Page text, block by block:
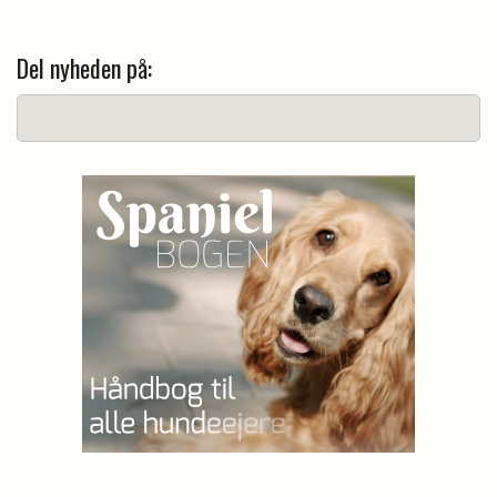
Del nyheden på: